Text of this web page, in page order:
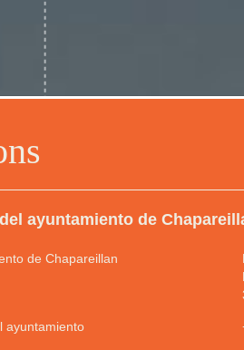
ayuntamiento de
de Chapareillan
ayuntamiento